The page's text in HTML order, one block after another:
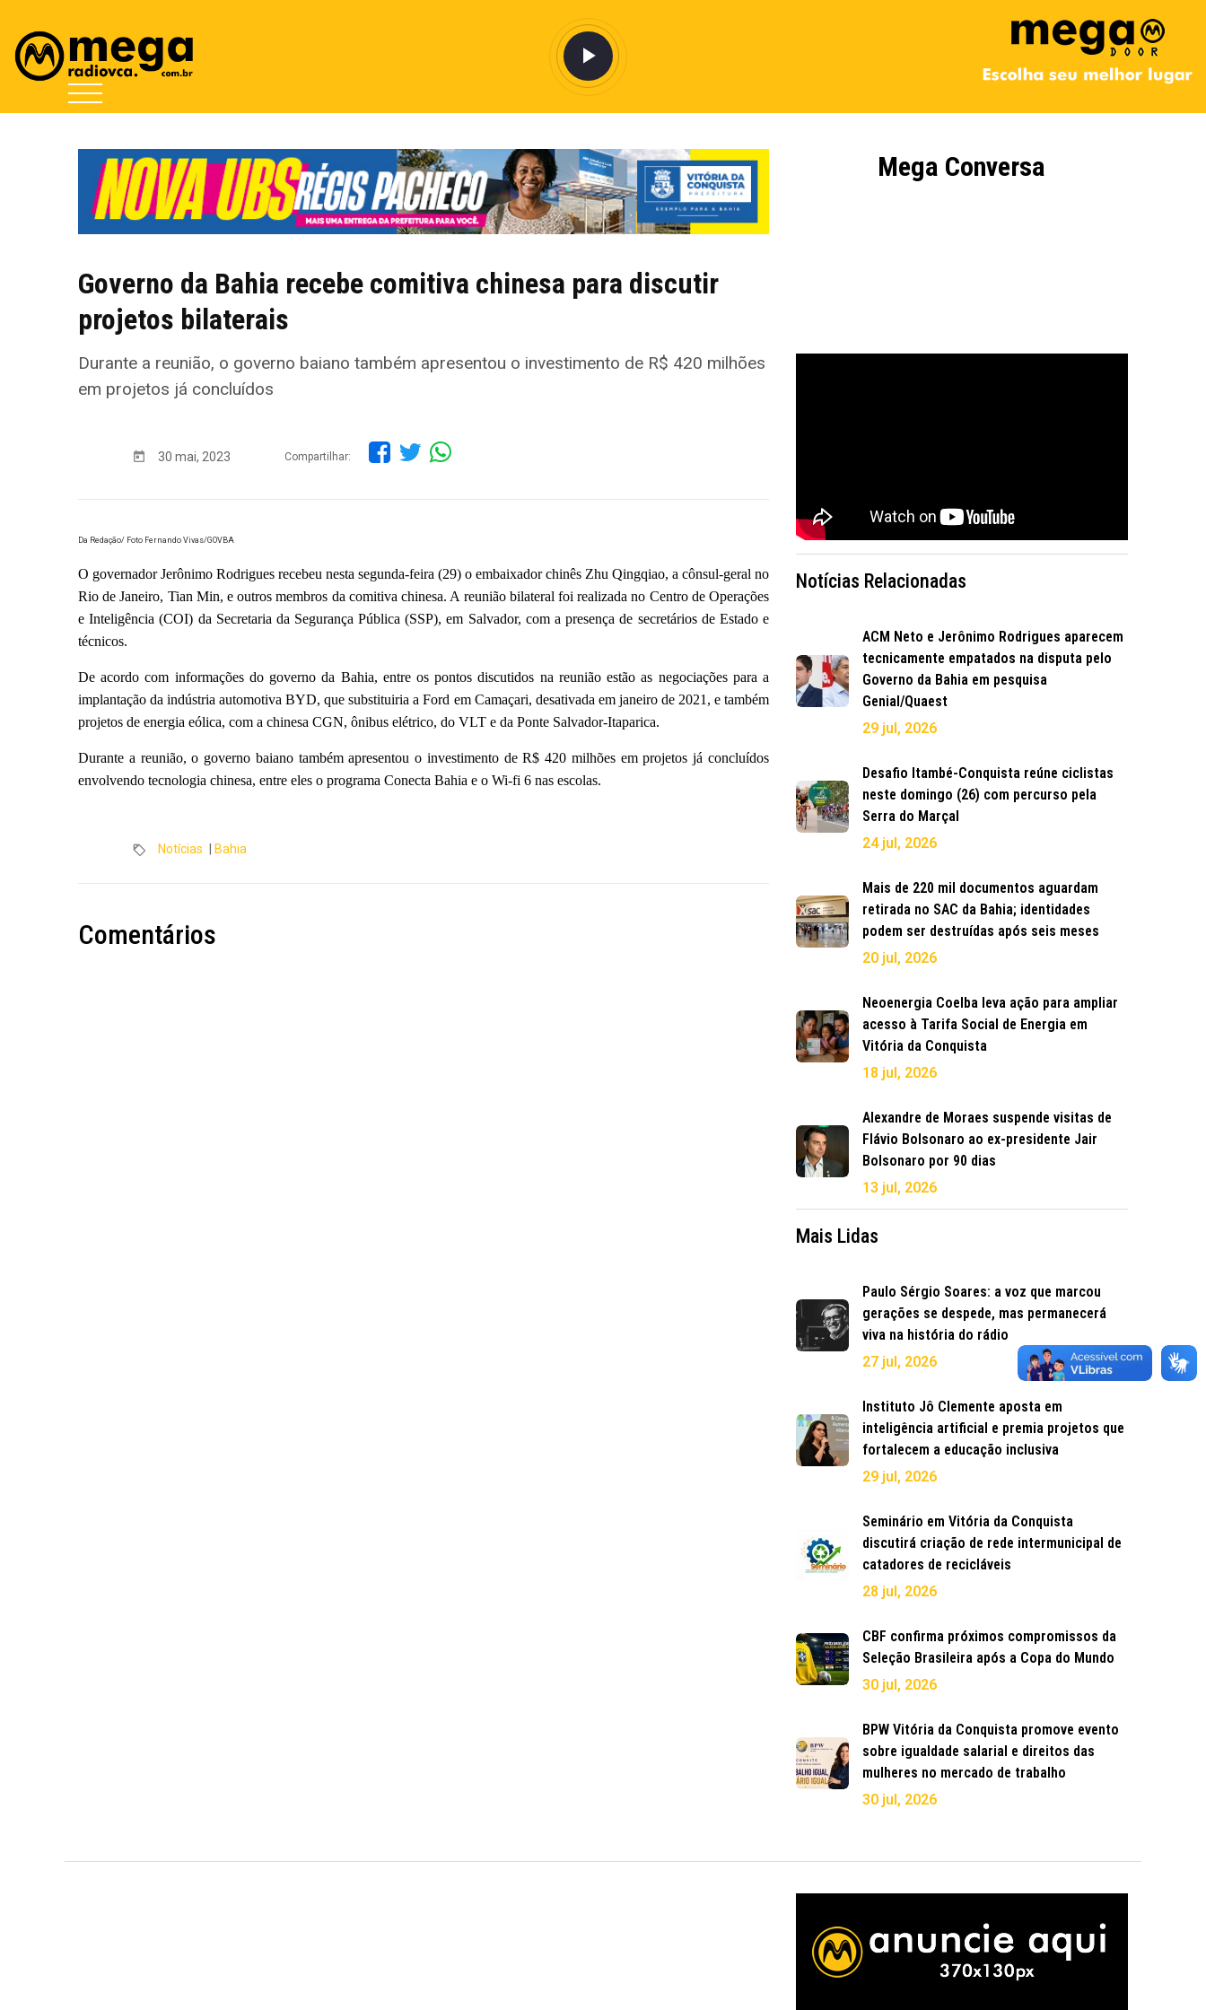
Governo da Bahia recebe comitiva chinesa para discutir
projetos bilaterais
Durante a reunião, o governo baiano também apresentou o investimento de R$ 420 milhões
em projetos já concluídos
30 mai, 2023 Compartilhar:
Da Redação/ Foto Fernando Vivas/GOVBA
O governador Jerônimo Rodrigues recebeu nesta segunda-feira (29) o embaixador chinês Zhu Qingqiao, a cônsul-geral no
Rio de Janeiro, Tian Min, e outros membros da comitiva chinesa. A reunião bilateral foi realizada no Centro de Operações
e Inteligência (COI) da Secretaria da Segurança Pública (SSP), em Salvador, com a presença de secretários de Estado e
técnicos.
De acordo com informações do governo da Bahia, entre os pontos discutidos na reunião estão as negociações para a
implantação da indústria automotiva BYD, que substituiria a Ford em Camaçari, desativada em janeiro de 2021, e também
projetos de energia eólica, com a chinesa CGN, ônibus elétrico, do VLT e da Ponte Salvador-Itaparica.
Durante a reunião, o governo baiano também apresentou o investimento de R$ 420 milhões em projetos já concluídos
envolvendo tecnologia chinesa, entre eles o programa Conecta Bahia e o Wi-fi 6 nas escolas.
Notícias Bahia
Comentários
Mega Conversa
Notícias Relacionadas
ACM Neto e Jerônimo Rodrigues aparecem
tecnicamente empatados na disputa pelo
Governo da Bahia em pesquisa
Genial/Quaest
29 jul, 2026
Desafio Itambé-Conquista reúne ciclistas
neste domingo (26) com percurso pela
Serra do Marçal
24 jul, 2026
Mais de 220 mil documentos aguardam
retirada no SAC da Bahia; identidades
podem ser destruídas após seis meses
20 jul, 2026
Neoenergia Coelba leva ação para ampliar
acesso à Tarifa Social de Energia em
Vitória da Conquista
18 jul, 2026
Alexandre de Moraes suspende visitas de
Flávio Bolsonaro ao ex-presidente Jair
Bolsonaro por 90 dias
13 jul, 2026
Mais Lidas
Paulo Sérgio Soares: a voz que marcou
gerações se despede, mas permanecerá
viva na história do rádio
27 jul, 2026
Instituto Jô Clemente aposta em
inteligência artificial e premia projetos que
fortalecem a educação inclusiva
29 jul, 2026
Seminário em Vitória da Conquista
discutirá criação de rede intermunicipal de
catadores de recicláveis
28 jul, 2026
CBF confirma próximos compromissos da
Seleção Brasileira após a Copa do Mundo
30 jul, 2026
BPW Vitória da Conquista promove evento
sobre igualdade salarial e direitos das
mulheres no mercado de trabalho
30 jul, 2026